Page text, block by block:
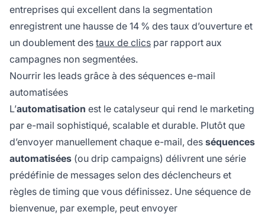
entreprises qui excellent dans la segmentation
enregistrent une hausse de 14 % des taux d’ouverture et
un doublement des taux de clics par rapport aux
campagnes non segmentées.
Nourrir les leads grâce à des séquences e-mail
automatisées
L’automatisation est le catalyseur qui rend le marketing
par e-mail sophistiqué, scalable et durable. Plutôt que
d’envoyer manuellement chaque e-mail, des séquences
automatisées (ou drip campaigns) délivrent une série
prédéfinie de messages selon des déclencheurs et
règles de timing que vous définissez. Une séquence de
bienvenue, par exemple, peut envoyer